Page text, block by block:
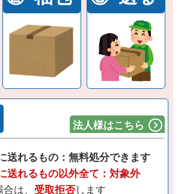
法人様はこちら
送れるもの：無料処分できます
送れるもの以外全て：対象外
は、 受取拒否します